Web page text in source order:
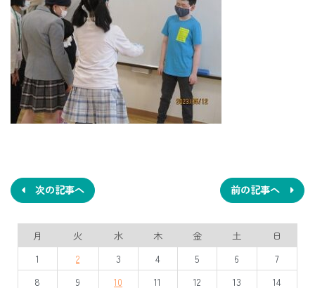
稿
ナ
ビ
ゲ
ー
前の記事へ
次の記事へ
月 火 水 木 金 土
日
1
2 3 4 5 6
7
8
9 10 11 12 13
14